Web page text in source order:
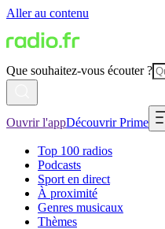
Aller au contenu
Que souhaitez-vous écouter ?
Ouvrir l'appDécouvrir Prime
Top 100 radios
Podcasts
Sport en direct
À proximité
Genres musicaux
Thèmes